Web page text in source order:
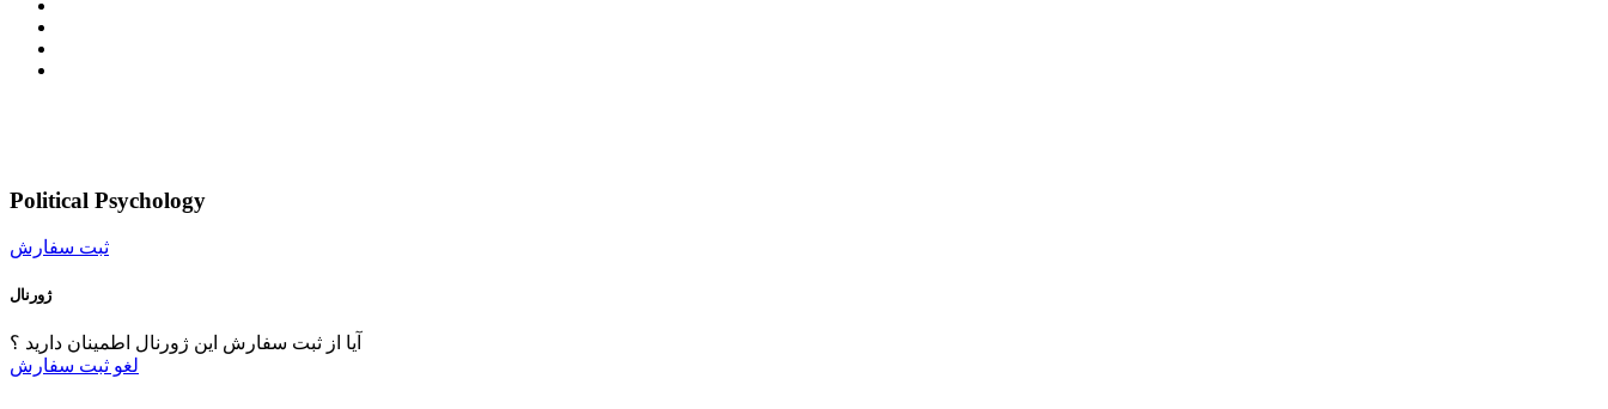
Political Psychology
ثبت سفارش
ژورنال
آیا از ثبت سفارش این ژورنال اطمینان دارید ؟
لغو ثبت سفارش